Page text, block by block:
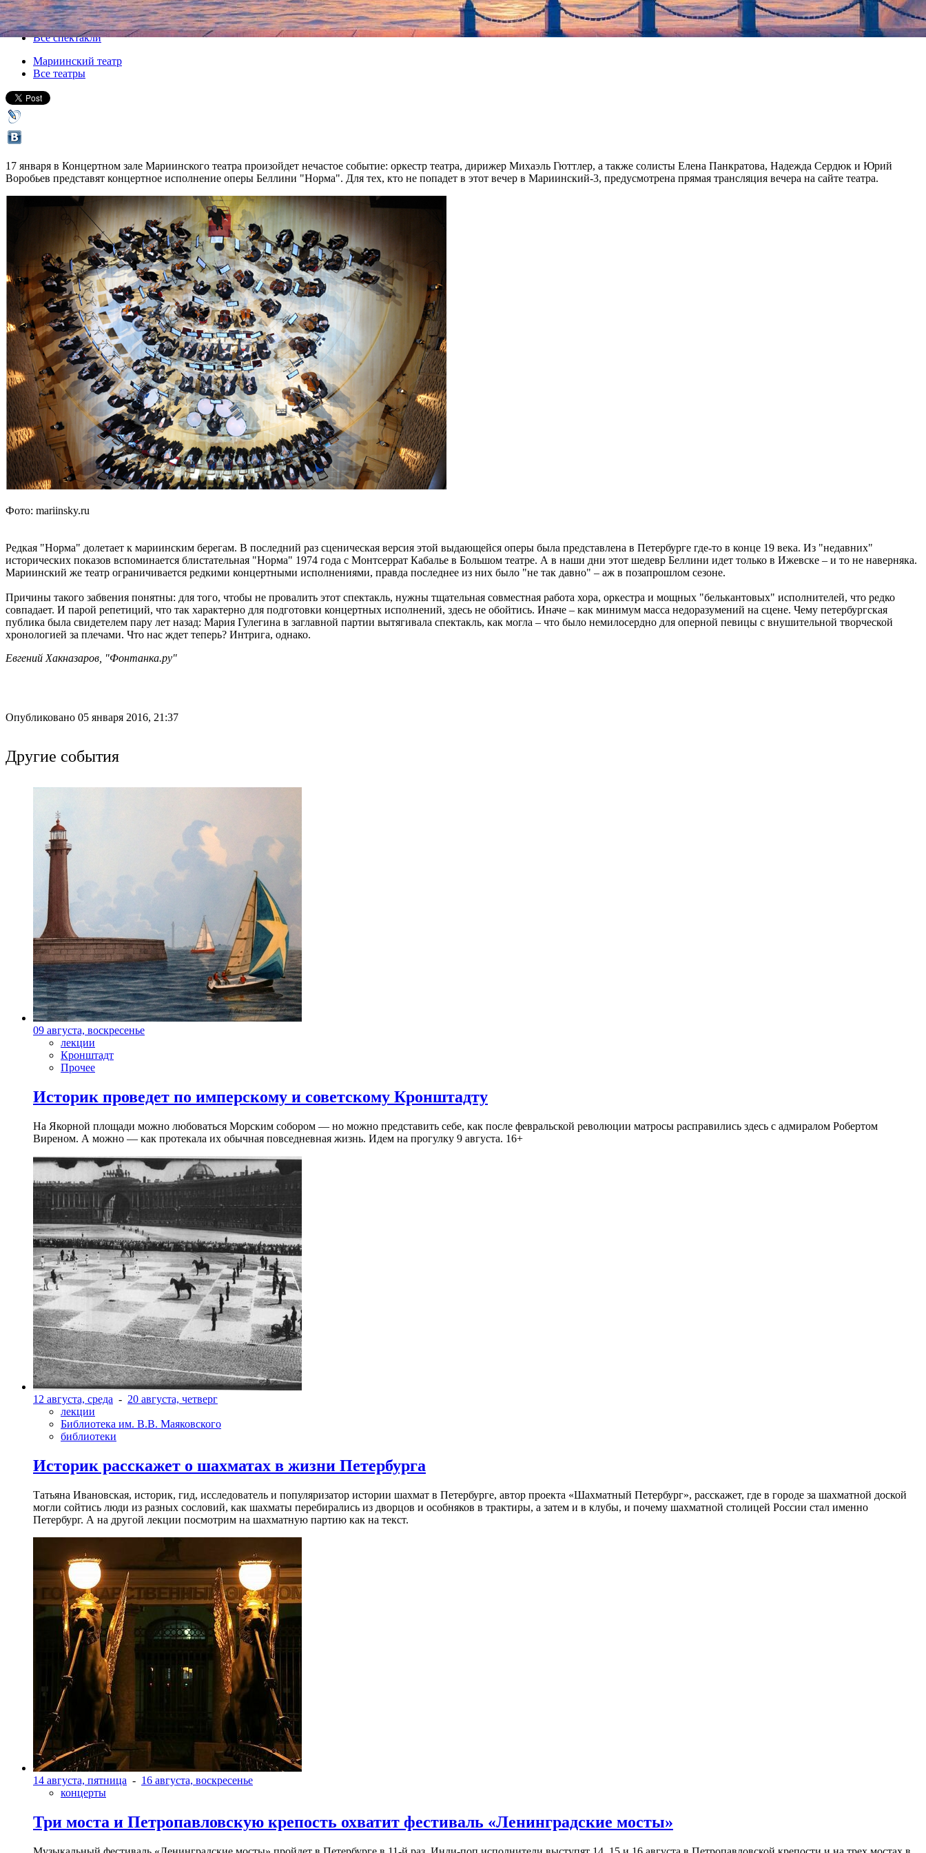
Все концерты
Все спектакли
Мариинский театр
Все театры
17 января в Концертном зале Мариинского театра произойдет нечастое событие: оркестр театра, дирижер Михаэль Гюттлер, а также солисты Елена Панкратова, Надежда Сердюк и Юрий
Воробьев представят концертное исполнение оперы Беллини "Норма". Для тех, кто не попадет в этот вечер в Мариинский-3, предусмотрена прямая трансляция вечера на сайте театра.
Фото: mariinsky.ru
Редкая "Норма" долетает к мариинским берегам. В последний раз сценическая версия этой выдающейся оперы была представлена в Петербурге где-то в конце 19 века. Из "недавних"
исторических показов вспоминается блистательная "Норма" 1974 года с Монтсеррат Кабалье в Большом театре. А в наши дни этот шедевр Беллини идет только в Ижевске – и то не наверняка.
Мариинский же театр ограничивается редкими концертными исполнениями, правда последнее из них было "не так давно" – аж в позапрошлом сезоне.
Причины такого забвения понятны: для того, чтобы не провалить этот спектакль, нужны тщательная совместная работа хора, оркестра и мощных "белькантовых" исполнителей, что редко
совпадает. И парой репетиций, что так характерно для подготовки концертных исполнений, здесь не обойтись. Иначе – как минимум масса недоразумений на сцене. Чему петербургская
публика была свидетелем пару лет назад: Мария Гулегина в заглавной партии вытягивала спектакль, как могла – что было немилосердно для оперной певицы с внушительной творческой
хронологией за плечами. Что нас ждет теперь? Интрига, однако.
Евгений Хакназаров, "Фонтанка.ру"
Опубликовано 05 января 2016, 21:37
Другие события
09 августа, воскресенье
лекции
Кронштадт
Прочее
Историк проведет по имперскому и советскому Кронштадту
На Якорной площади можно любоваться Морским собором — но можно представить себе, как после февральской революции матросы расправились здесь с адмиралом Робертом
Виреном. А можно — как протекала их обычная повседневная жизнь. Идем на прогулку 9 августа. 16+
12 августа, среда - 20 августа, четверг
лекции
Библиотека им. В.В. Маяковского
библиотеки
Историк расскажет о шахматах в жизни Петербурга
Татьяна Ивановская, историк, гид, исследователь и популяризатор истории шахмат в Петербурге, автор проекта «Шахматный Петербург», расскажет, где в городе за шахматной доской
могли сойтись люди из разных сословий, как шахматы перебирались из дворцов и особняков в трактиры, а затем и в клубы, и почему шахматной столицей России стал именно
Петербург. А на другой лекции посмотрим на шахматную партию как на текст.
14 августа, пятница - 16 августа, воскресенье
концерты
Три моста и Петропавловскую крепость охватит фестиваль «Ленинградские мосты»